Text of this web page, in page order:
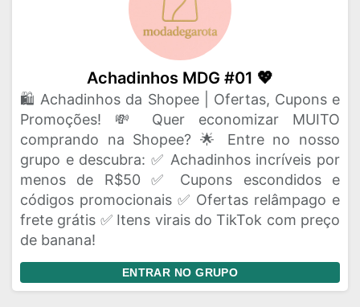
Achadinhos MDG #01 💖
🛍️ Achadinhos da Shopee | Ofertas, Cupons e
Promoções! 💸 Quer economizar MUITO
comprando na Shopee? 🌟 Entre no nosso
grupo e descubra: ✅ Achadinhos incríveis por
menos de R$50 ✅ Cupons escondidos e
códigos promocionais ✅ Ofertas relâmpago e
frete grátis ✅ Itens virais do TikTok com preço
de banana!
ENTRAR NO GRUPO